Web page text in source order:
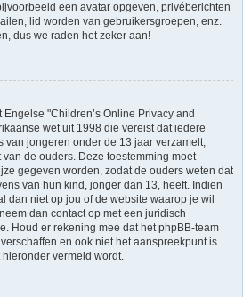
een avatar opgeven, privéberichten
lid worden van gebruikersgroepen, enz.
dus we raden het zeker aan!
"Children’s Online Privacy and
wet uit 1998 die vereist dat iedere
van jongeren onder de 13 jaar verzamelt,
de ouders. Deze toestemming moet
gegeven worden, zodat de ouders weten dat
van hun kind, jonger dan 13, heeft. Indien
dan niet op jou of de website waarop je wil
dan contact op met een juridisch
Houd er rekening mee dat het phpBB-team
en ook niet het aanspreekpunt is
vermeld wordt.